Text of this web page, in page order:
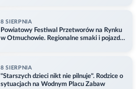
8 SIERPNIA
Powiatowy Festiwal Przetworów na Rynku
w Otmuchowie. Regionalne smaki i pojazdy
8 SIERPNIA
"Starszych dzieci nikt nie pilnuje". Rodzice o
sytuacjach na Wodnym Placu Zabaw